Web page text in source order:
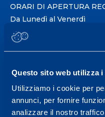
Questo sito web utilizza i
Utilizziamo i cookie per
annunci, per fornire
analizzare il nostro
ORARI DI APERTURA
Da Lunedì al Venerdì
08.30 - 18.30
Centro
prestazione
wellness.